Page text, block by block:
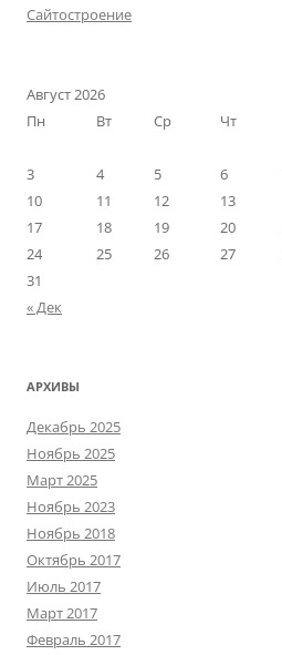
Сайтостроение
Август 2026
Пн
Вт Ср Чт
3
4 5 6
10
11 12 13
17
18 19 20
24
25 26 27
31
« Дек
АРХИВЫ
Декабрь 2025
Ноябрь 2025
Март 2025
Ноябрь 2023
Ноябрь 2018
Октябрь 2017
Июль 2017
Март 2017
Февраль 2017